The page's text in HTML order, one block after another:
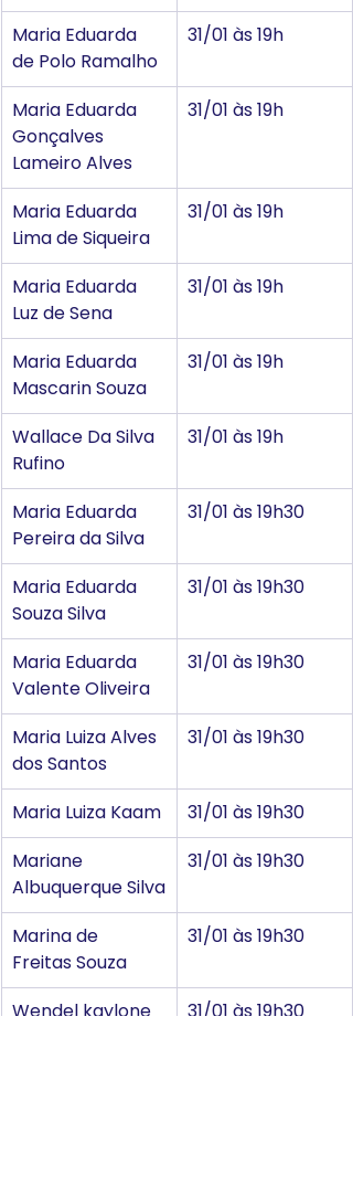
Maria Eduarda
de Polo Ramalho
31/01 às 19h
Maria Eduarda
Gonçalves
Lameiro Alves
31/01 às 19h
Maria Eduarda
Lima de Siqueira
31/01 às 19h
Maria Eduarda
Luz de Sena
31/01 às 19h
Maria Eduarda
Mascarin Souza
31/01 às 19h
Wallace Da Silva
Rufino
31/01 às 19h
Maria Eduarda
Pereira da Silva
31/01 às 19h30
Maria Eduarda
Souza Silva
31/01 às 19h30
Maria Eduarda
Valente Oliveira
31/01 às 19h30
Maria Luiza Alves
dos Santos
31/01 às 19h30
Maria Luiza Kaam
31/01 às 19h30
Mariane
Albuquerque Silva
31/01 às 19h30
Marina de
Freitas Souza
31/01 às 19h30
Wendel kaylone
31/01 às 19h30